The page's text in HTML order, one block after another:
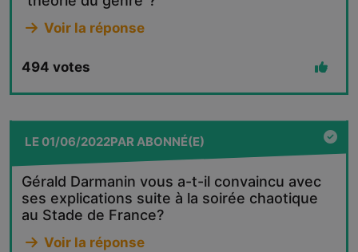
Voir la réponse
494 votes
LE01/06/2022PARABONNÉ(E)
Gérald Darmanin vous a-t-il convaincu avec
ses explications suite à la soirée chaotique
au Stade de France?
Voir la réponse